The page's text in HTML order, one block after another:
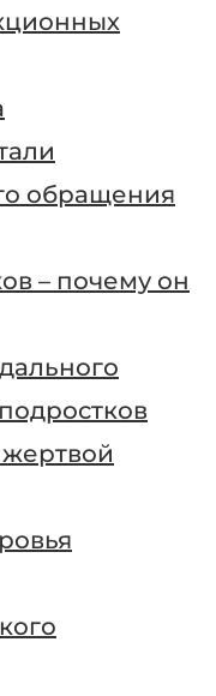
обращения
– почему он
жертвой